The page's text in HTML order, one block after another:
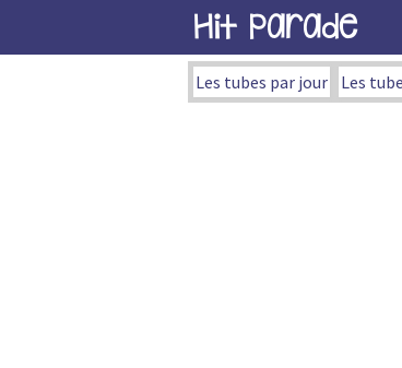
Hit Parade
Les tubes par jour Les